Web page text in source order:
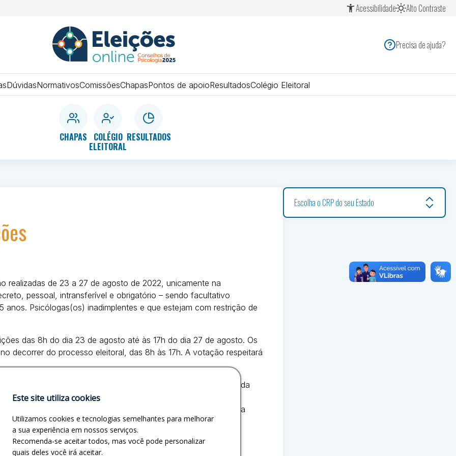
Acessibilidade Alto Contraste
ELEIÇÕES
2025
SISTEMA
CONSELHOS
DE
PSICOLOGIA
Precisa de ajuda?
DúvidasNormativosComissõesChapasPontos de apoioResultadosColégio Eleitoral
CHAPAS COLÉGIO
ELEITORAL
RESULTADOS
realizadas de 23 a 27 de agosto de 2022, unicamente na
pessoal, intransferível e obrigatório – sendo facultativo
Psicólogas(os) inadimplentes e que estejam com restrição de
das 8h do dia 23 de agosto até às 17h do dia 27 de agosto. Os
decorrer do processo eleitoral, das 8h às 17h. A votação respeitará
processo democrático é de suma importância para o futuro da
as(os) responsáveis por conduzir as ações e políticas
nas deliberações do 11º Congresso Nacional da Psicologia
Escolha o CRP do seu Estado
Este site utiliza cookies
Utilizamos cookies e tecnologias semelhantes para melhorar
a sua experiência em nossos serviços.
Recomenda-se aceitar todos, mas você pode personalizar
quais deles você irá aceitar.